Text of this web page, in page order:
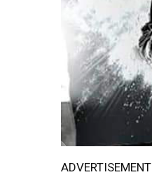
ADVERTISEMENT